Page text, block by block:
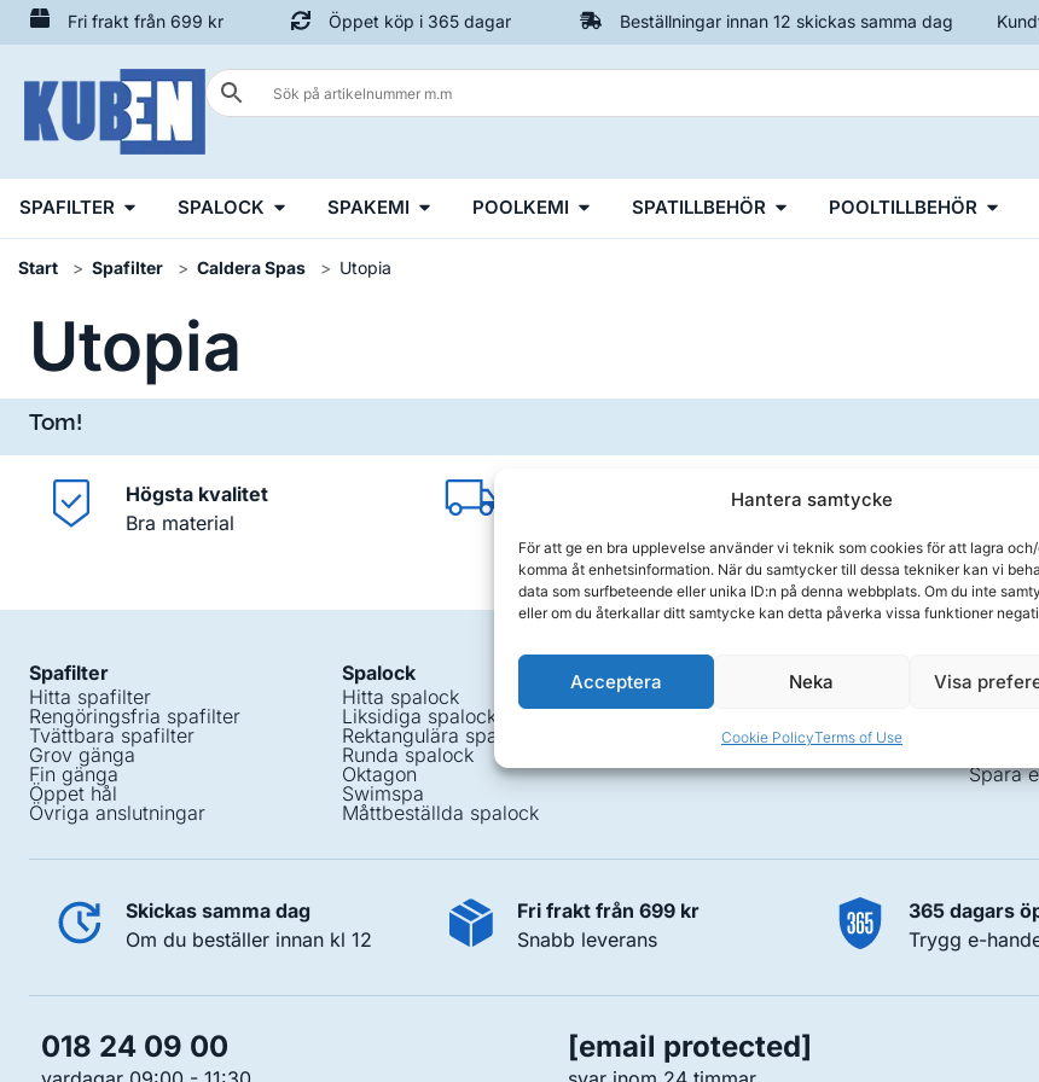
Hantera samtycke
För att ge en bra upplevelse använder vi teknik som cookies för att lagra
komma åt enhetsinformation. När du samtycker till dessa tekniker kan vi
data som surfbeteende eller unika ID:n på denna webbplats. Om du inte
eller om du återkallar ditt samtycke kan detta påverka vissa funktioner
Acceptera Neka Visa
Cookie PolicyTerms of Use
Fri frakt från 699 kr Öppet köp i 365 dagar Beställningar innan 12 skickas samma dag
SPAFILTER SPALOCK SPAKEMI POOLKEMI SPATILLBEHÖR POOLTILLBEHÖR
Start Spafilter Caldera Spas Utopia
Utopia
Tom!
Högsta kvalitet
Bra material
Spafilter
Hitta spafilter
Rengöringsfria spafilter
Tvättbara spafilter
Grov gänga
Fin gänga
Öppet hål
Övriga anslutningar
Spalock
Hitta spalock
Liksidiga spalock
Rektangulära spalock
Runda spalock
Oktagon
Swimspa
Måttbeställda spalock
Kemi & Tillbehör
Spakemi
Poolkemi
Spatillbehör
Artiklar
Byta
Spara
Skickas samma dag
Om du beställer innan kl 12
Fri frakt från 699 kr
Snabb leverans
365 dagars
Trygg e-
018 24 09 00 [email protected]